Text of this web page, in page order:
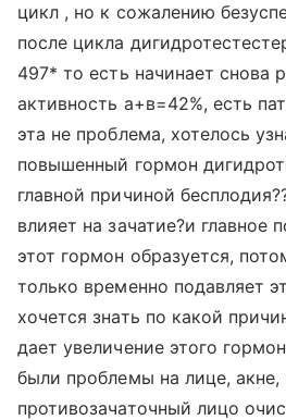
цикл , но к сожалению
после цикла
497* то есть начинает снова
активность а+в=42%, есть
эта не проблема, хотелось
повышенный гормон
главной причиной
влияет на зачатие?и главное
этот гормон образуется,
только временно подавляет
хочется знать по какой
дает увеличение этого
были проблемы на лице,
противозачаточный лицо